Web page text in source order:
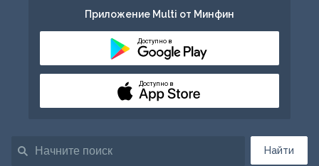
Найти
Приложение Multi от Минфин
Доступно в
Доступно в